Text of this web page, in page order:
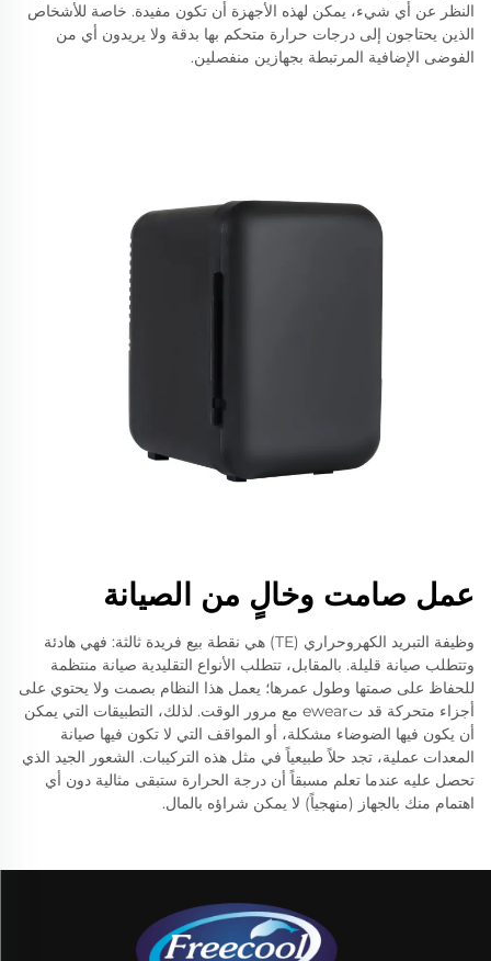
النظر عن أي شيء، يمكن لهذه الأجهزة أن تكون مفيدة. خاصة للأشخاص
الذين يحتاجون إلى درجات حرارة متحكم بها بدقة ولا يريدون أي من
الفوضى الإضافية المرتبطة بجهازين منفصلين.
عمل صامت وخالٍ من الصيانة
وظيفة التبريد الكهروحراري (TE) هي نقطة بيع فريدة ثالثة: فهي هادئة
وتتطلب صيانة قليلة. بالمقابل، تتطلب الأنواع التقليدية صيانة منتظمة
للحفاظ على صمتها وطول عمرها؛ يعمل هذا النظام بصمت ولا يحتوي على
أجزاء متحركة قد تewear مع مرور الوقت. لذلك، التطبيقات التي يمكن
أن يكون فيها الضوضاء مشكلة، أو المواقف التي لا تكون فيها صيانة
المعدات عملية، تجد حلاً طبيعياً في مثل هذه التركيبات. الشعور الجيد الذي
تحصل عليه عندما تعلم مسبقاً أن درجة الحرارة ستبقى مثالية دون أي
اهتمام منك بالجهاز (منهجياً) لا يمكن شراؤه بالمال.